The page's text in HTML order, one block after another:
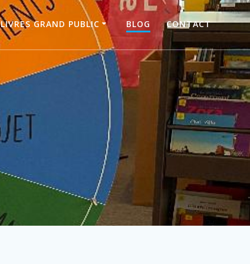
LIVRES GRAND PUBLIC BLOG CONTACT